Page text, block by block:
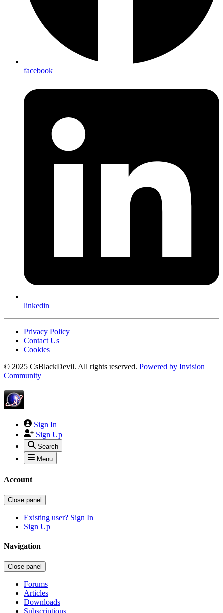
facebook
linkedin
Privacy Policy
Contact Us
Cookies
© 2025 CsBlackDevil. All rights reserved. Powered by Invision
Community
Sign In
Sign Up
Search
Menu
Account
Close panel
Existing user? Sign In
Sign Up
Navigation
Close panel
Forums
Articles
Downloads
Subscriptions